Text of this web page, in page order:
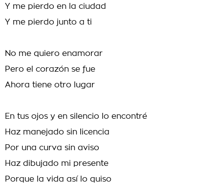
Y me pierdo en la ciudad
Y me pierdo junto a ti
No me quiero enamorar
Pero el corazón se fue
Ahora tiene otro lugar
En tus ojos y en silencio lo encontré
Haz manejado sin licencia
Por una curva sin aviso
Haz dibujado mi presente
Porque la vida así lo quiso